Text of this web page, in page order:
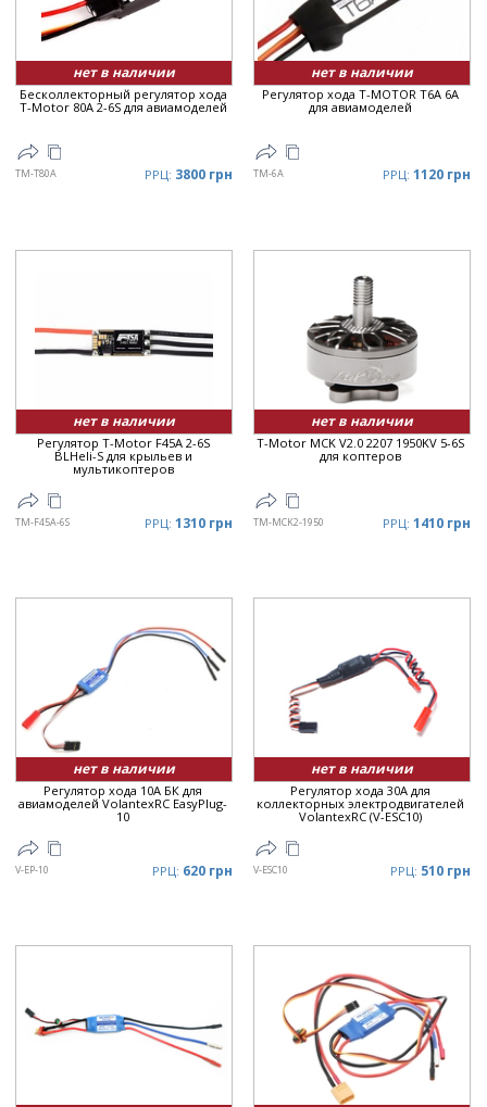
Цена ▼
нет в наличии
Бесколлекторный регулятор хода
T-Motor 80A 2-6S для авиамоделей
TM-T80A РРЦ: 3800 грн
нет в наличии
Регулятор хода T-MOTOR T6A 6A
для авиамоделей
TM-6A РРЦ: 1120 грн
нет в наличии
Регулятор T-Motor F45A 2-6S
BLHeli-S для крыльев и
мультикоптеров
TM-F45A-6S РРЦ: 1310 грн
нет в наличии
T-Motor MCK V2.0 2207 1950KV 5-6S
для коптеров
TM-MCK2-1950 РРЦ: 1410 грн
нет в наличии
Регулятор хода 10A БК для
авиамоделей VolantexRC EasyPlug-
10
V-EP-10 РРЦ: 620 грн
нет в наличии
Регулятор хода 30А для
коллекторных электродвигателей
VolantexRC (V-ESC10)
V-ESC10 РРЦ: 510 грн